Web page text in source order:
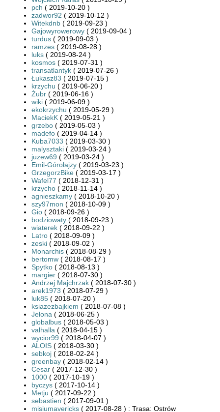
pch ( 2019-10-20 )
zadwor92 ( 2019-10-12 )
Witekdnb ( 2019-09-23 )
Gajowyrowerowy ( 2019-09-04 )
turdus ( 2019-09-03 )
ramzes ( 2019-08-28 )
luks ( 2019-08-24 )
kosmos ( 2019-07-31 )
transatlantyk ( 2019-07-26 )
Łukasz83 ( 2019-07-15 )
krzychu ( 2019-06-20 )
Żubr ( 2019-06-16 )
wiki ( 2019-06-09 )
ekokrzychu ( 2019-05-29 )
MaciekK ( 2019-05-21 )
grzebo ( 2019-05-03 )
madefo ( 2019-04-14 )
Kuba7033 ( 2019-03-30 )
malysztaki ( 2019-03-24 )
juzew69 ( 2019-03-24 )
Emil-Górołajzy ( 2019-03-23 )
GrzegorzBike ( 2019-03-17 )
Wafel77 ( 2018-12-31 )
krzycho ( 2018-11-14 )
agnieszkamy ( 2018-10-20 )
szy97mon ( 2018-10-09 )
Gio ( 2018-09-26 )
bodziowaty ( 2018-09-23 )
wiaterek ( 2018-09-22 )
Latro ( 2018-09-09 )
zeski ( 2018-09-02 )
Monarchis ( 2018-08-29 )
bertomw ( 2018-08-17 )
Spytko ( 2018-08-13 )
margier ( 2018-07-30 )
Andrzej Majchrzak ( 2018-07-30 )
arek1973 ( 2018-07-29 )
luk85 ( 2018-07-20 )
ksiazezbajkiem ( 2018-07-08 )
Jelona ( 2018-06-25 )
globalbus ( 2018-05-03 )
valhalla ( 2018-04-15 )
wycior99 ( 2018-04-07 )
ALOIS ( 2018-03-30 )
sebkoj ( 2018-02-24 )
greenbay ( 2018-02-14 )
Cesar ( 2017-12-30 )
1000 ( 2017-10-19 )
byczys ( 2017-10-14 )
Metju ( 2017-09-22 )
sebastien ( 2017-09-01 )
misiumavericks ( 2017-08-28 ) : Trasa: Ostrów